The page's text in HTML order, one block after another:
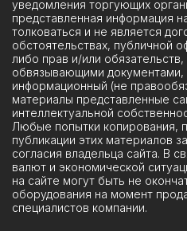
уведомления торгующих
представленная информация
толковаться и не является
обстоятельствах, публичной
либо прав и/или
обвязывающими документами,
информационный (не
материалы представленные
интеллектуальной
Любые попытки копирования,
публикации этих материалов
согласия владельца сайта. В
валют и экономической
на сайте могут быть не
оборудования на момент
специалистов компании.